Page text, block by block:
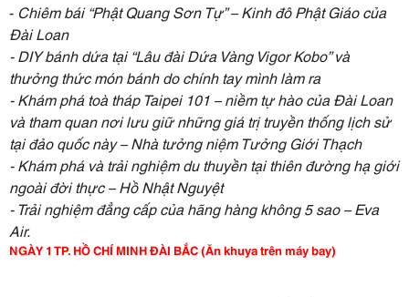
- Chiêm bái “Phật Quang Sơn Tự” – Kinh đô Phật Giáo của
Đài Loan
-DIY bánh dứa tại “Lâu đài Dứa Vàng Vigor Kobo” và
thưởng thức món bánh do chính tay mình làm ra
-Khám phá toà tháp Taipei 101 – niềm tự hào của Đài Loan
và tham quan nơi lưu giữ những giá trị truyền thống lịch sử
tại đảo quốc này – Nhà tưởng niệm Tưởng Giới Thạch
-Khám phá và trải nghiệm du thuyền tại thiên đường hạ giới
ngoài đời thực – Hồ Nhật Nguyệt
- Trải nghiệm đẳng cấp của hãng hàng không 5 sao – Eva
Air.
NGÀY 1 TP. HỒ CHÍ MINH ĐÀI BẮC (Ăn khuya trên máy bay)